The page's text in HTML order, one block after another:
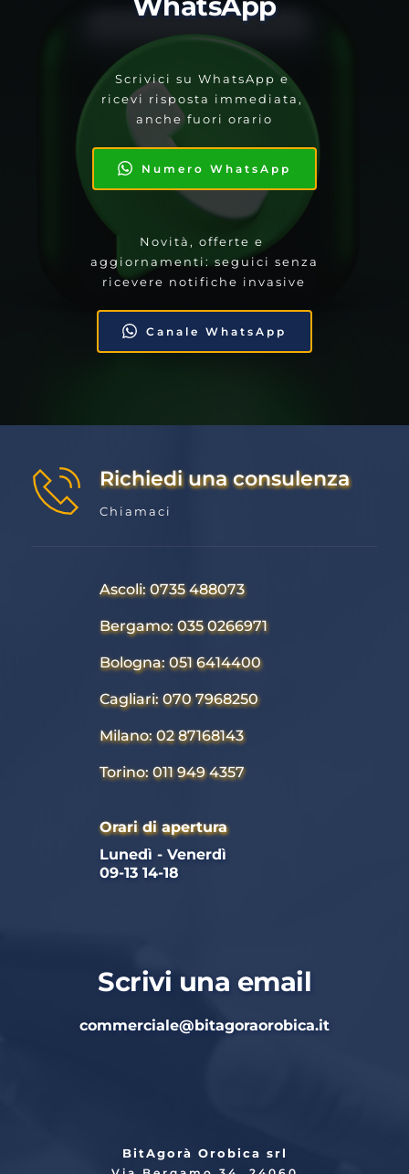
Scrivici su WhatsApp e
ricevi risposta immediata,
anche fuori orario
Numero WhatsApp
Novità, offerte e
aggiornamenti: seguici senza
ricevere notifiche invasive
Canale WhatsApp
Richiedi una consulenza
Chiamaci
Ascoli: 0735 488073
Bergamo: 035 0266971
Bologna: 051 6414400
Cagliari: 070 7968250
Milano: 02 87168143
Torino: 011 949 4357
Orari di apertura
Lunedì - Venerdì
09-13 14-18
Scrivi una email
commerciale@bitagoraorobica.it
BitAgorà Orobica srl